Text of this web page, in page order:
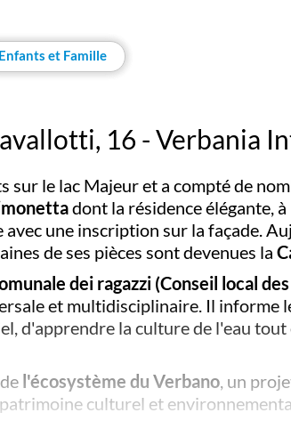
Enfants et Famille
16 - Verbania
sur le lac Majeur et a compté de
dont la résidence élégante,
une inscription sur la façade.
de ses pièces sont devenues la
dei ragazzi (Conseil local
et multidisciplinaire. Il informe
d'apprendre la culture de l'eau
l'écosystème du Verbano, un
culturel et